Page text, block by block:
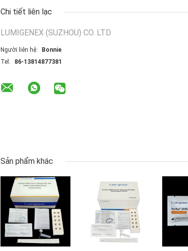
Chi tiết liên lạc
LUMIGENEX (SUZHOU) CO. LTD
Người liên hệ:
Bonnie
Tel:
86-13814877381
Sản phẩm khác